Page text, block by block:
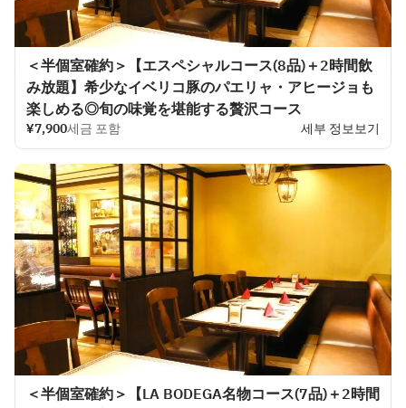
＜半個室確約＞【エスペシャルコース(8品)＋2時間飲
み放題】希少なイベリコ豚のパエリャ・アヒージョも
楽しめる◎旬の味覚を堪能する贅沢コース
¥7,900세금 포함 세부 정보보기
＜半個室確約＞【LA BODEGA名物コース(7品)＋2時間